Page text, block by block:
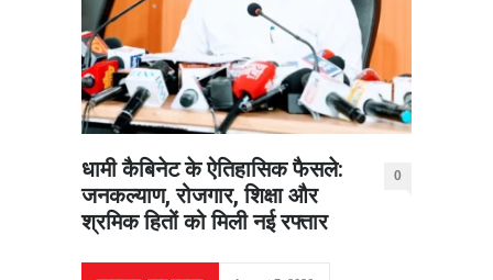
धामी कैबिनेट के ऐतिहासिक फैसले:
जनकल्याण, रोजगार, शिक्षा और
श्रमिक हितों को मिली नई रफ्तार
0